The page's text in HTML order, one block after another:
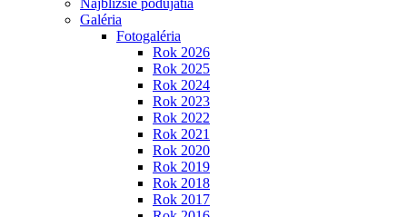
Najbližšie podujatia
Galéria
Fotogaléria
Rok 2026
Rok 2025
Rok 2024
Rok 2023
Rok 2022
Rok 2021
Rok 2020
Rok 2019
Rok 2018
Rok 2017